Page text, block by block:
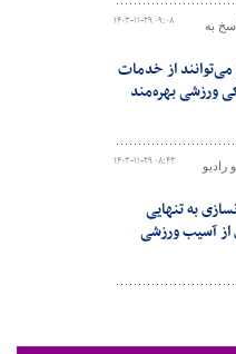
۱۴۰۳-۱۱-۲۹ ۰۹:۰۸
به
می‌توانند از خدمات
ورزشی بهره‌مند
۱۴۰۳-۱۱-۲۹ ۰۸:۴۳
به تنهایی
آسیب ورزشی